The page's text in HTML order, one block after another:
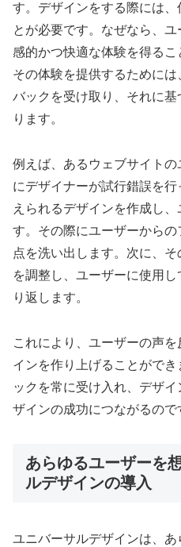
す。デザインをする際には
とが必要です。なぜなら、
感的かつ快適な体験を得るこ
その体験を提供するために
バックを受け取り、それに
ります。
例えば、あるウェブサイト
にデザイナーが試行錯誤を
えられるデザインを作成し
す。その際にユーザーから
点を洗い出します。次に、
を調整し、ユーザーに使用
り返します。
これにより、ユーザーの声
インを作り上げることがで
ックを常に受け入れ、デザ
ザインの成功につながるので
あらゆるユーザーを
ルデザインの導入
ユニバーサルデザインは、